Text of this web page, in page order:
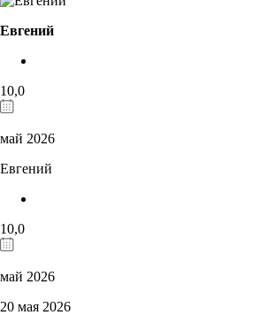
Евгений
10,0
май 2026
Евгений
10,0
май 2026
20 мая 2026